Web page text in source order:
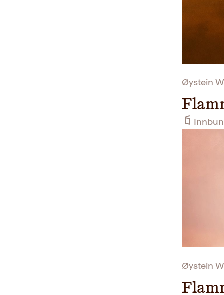
Øystein
Øystein